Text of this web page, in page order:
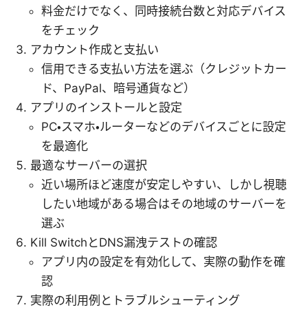
料金だけでなく、同時接続台数と対応デバイス
をチェック
アカウント作成と支払い
信用できる支払い方法を選ぶ（クレジットカー
ド、PayPal、暗号通貨など）
アプリのインストールと設定
PC・スマホ・ルーターなどのデバイスごとに設定
を最適化
最適なサーバーの選択
近い場所ほど速度が安定しやすい、しかし視聴
したい地域がある場合はその地域のサーバーを
選ぶ
Kill SwitchとDNS漏洩テストの確認
アプリ内の設定を有効化して、実際の動作を確
認
実際の利用例とトラブルシューティング